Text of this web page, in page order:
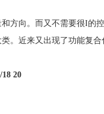
方向。而又不需要很I的控
。近来又出现了功能复合
20